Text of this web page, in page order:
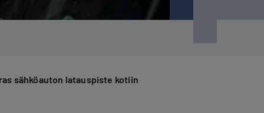
sähköauton latauspiste kotiin